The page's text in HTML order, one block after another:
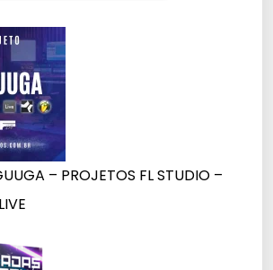
– PROJETOS FL STUDIO –